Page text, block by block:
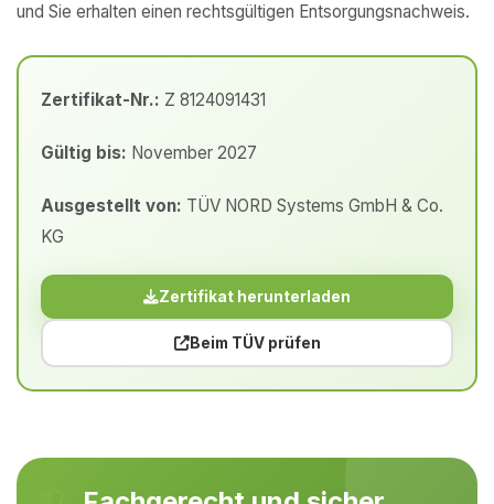
und Sie erhalten einen rechtsgültigen Entsorgungsnachweis.
Zertifikat-Nr.: Z 8124091431
Gültig bis: November 2027
Ausgestellt von: TÜV NORD Systems GmbH & Co.
KG
Zertifikat herunterladen
Beim TÜV prüfen